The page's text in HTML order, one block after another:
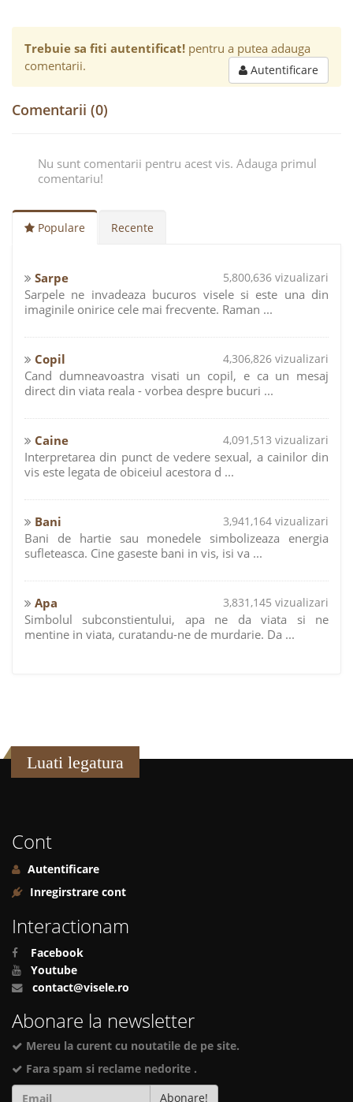
Trebuie sa fiti autentificat! pentru a putea adauga
comentarii.
Autentificare
Comentarii (0)
Nu sunt comentarii pentru acest vis. Adauga primul
comentariu!
Populare Recente
Sarpe 5,800,636 vizualizari
Sarpele ne invadeaza bucuros visele si este una din
imaginile onirice cele mai frecvente. Raman ...
Copil 4,306,826 vizualizari
Cand dumneavoastra visati un copil, e ca un mesaj
direct din viata reala - vorbea despre bucuri ...
Caine 4,091,513 vizualizari
Interpretarea din punct de vedere sexual, a cainilor din
vis este legata de obiceiul acestora d ...
Bani 3,941,164 vizualizari
Bani de hartie sau monedele simbolizeaza energia
sufleteasca. Cine gaseste bani in vis, isi va ...
Apa 3,831,145 vizualizari
Simbolul subconstientului, apa ne da viata si ne
mentine in viata, curatandu-ne de murdarie. Da ...
Luati legatura
Cont
Autentificare
Inregirstrare cont
Interactionam
Facebook
Youtube
contact@visele.ro
Abonare la newsletter
Mereu la curent cu noutatile de pe site.
Fara spam si reclame nedorite .
Abonare!